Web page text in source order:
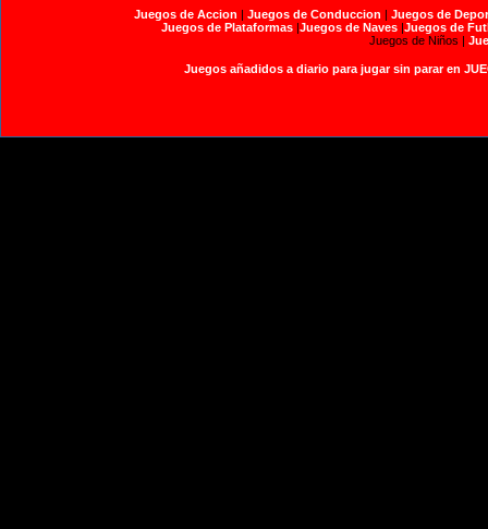
Juegos de Accion | Juegos de Conduccion | Juegos de
Juegos de Plataformas|Juegos de Naves|Juegos de
Juegos de Niños |
Juegos añadidos a diario para jugar sin parar en